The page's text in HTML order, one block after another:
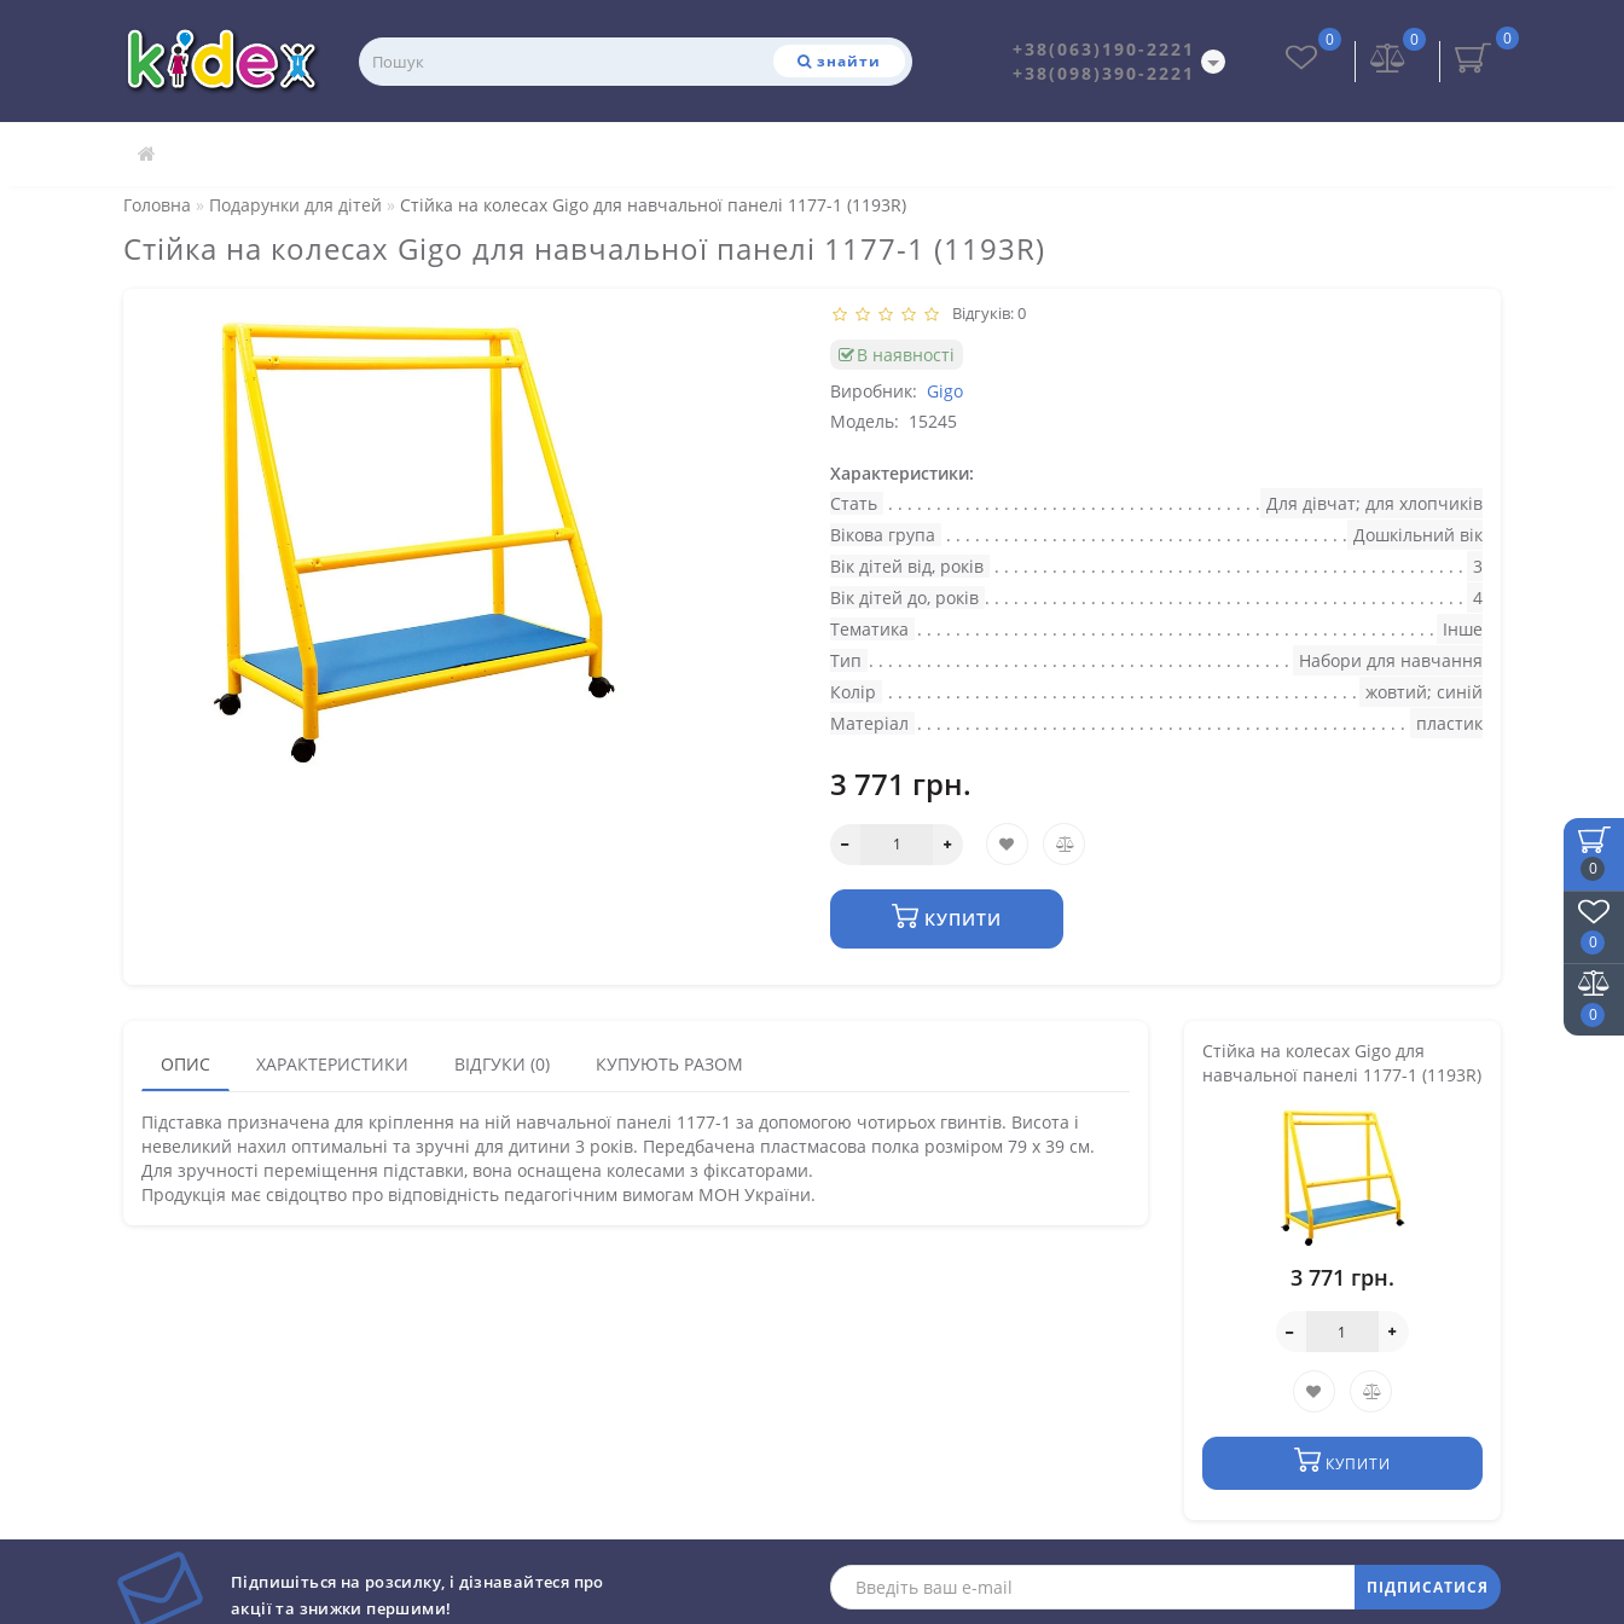
0
0
0
знайти
+38(063)190-2221
+38(098)390-2221
0
0
0
Головна Подарунки для дітей Стійка на колесах Gigo для навчальної панелі 1177-1 (1193R)
Стійка на колесах Gigo для навчальної панелі 1177-1 (1193R)
Відгуків: 0
В наявності
Виробник: Gigo
Модель: 15245
Характеристики:
Стать
Для дівчат; для хлопчиків
Вікова група
Дошкільний вік
Вік дітей від, років
3
Вік дітей до, років
4
Тематика
Інше
Тип
Набори для навчання
Колір
жовтий; синій
Матеріал
пластик
3 771 грн.
КУПИТИ
ОПИС ХАРАКТЕРИСТИКИ ВІДГУКИ (0) КУПУЮТЬ РАЗОМ
Підставка призначена для кріплення на ній навчальної панелі 1177-1 за допомогою чотирьох гвинтів. Висота і
невеликий нахил оптимальні та зручні для дитини 3 років. Передбачена пластмасова полка розміром 79 х 39 см.
Для зручності переміщення підставки, вона оснащена колесами з фіксаторами.
Продукція має свідоцтво про відповідність педагогічним вимогам МОН України.
Стійка на колесах Gigo для
навчальної панелі 1177-1 (1193R)
3 771 грн.
КУПИТИ
Підпишіться на розсилку, і дізнавайтеся про
акції та знижки першими!
ПІДПИСАТИСЯ